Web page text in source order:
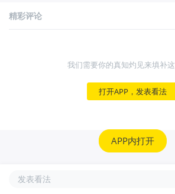
精彩评论
我们需要你的真知灼见来填补
打开APP，发表看法
APP内打开
发表看法